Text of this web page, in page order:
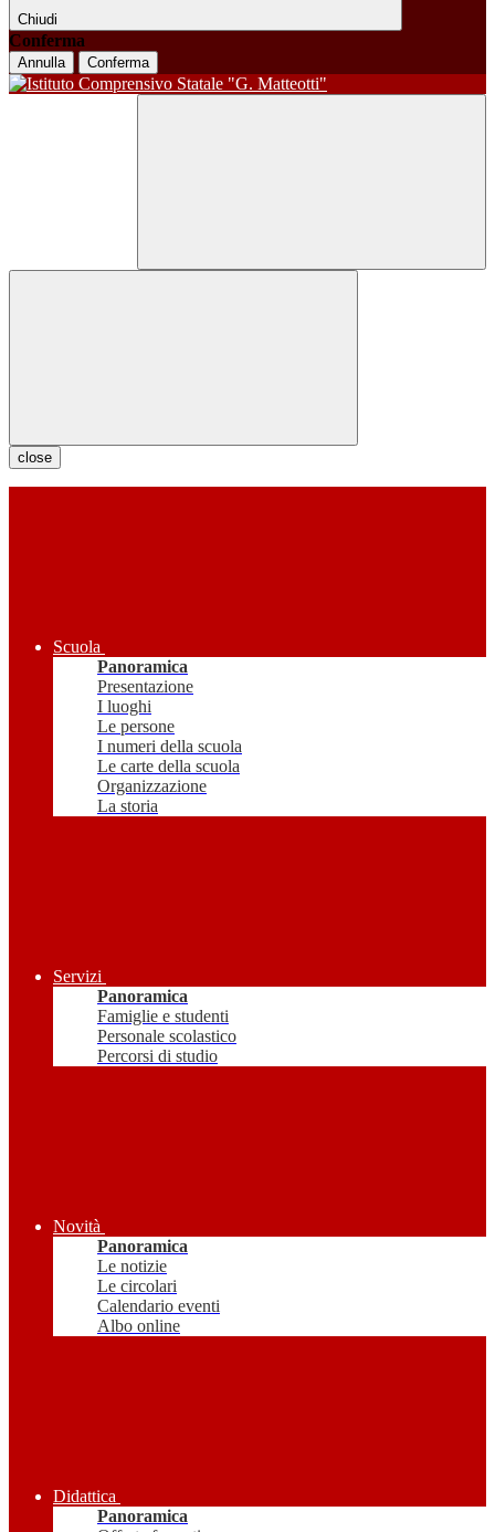
Chiudi
Conferma
Annulla Conferma
close
Scuola
Panoramica
Presentazione
I luoghi
Le persone
I numeri della scuola
Le carte della scuola
Organizzazione
La storia
Servizi
Panoramica
Famiglie e studenti
Personale scolastico
Percorsi di studio
Novità
Panoramica
Le notizie
Le circolari
Calendario eventi
Albo online
Didattica
Panoramica